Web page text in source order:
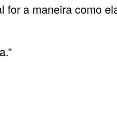
for a maneira como